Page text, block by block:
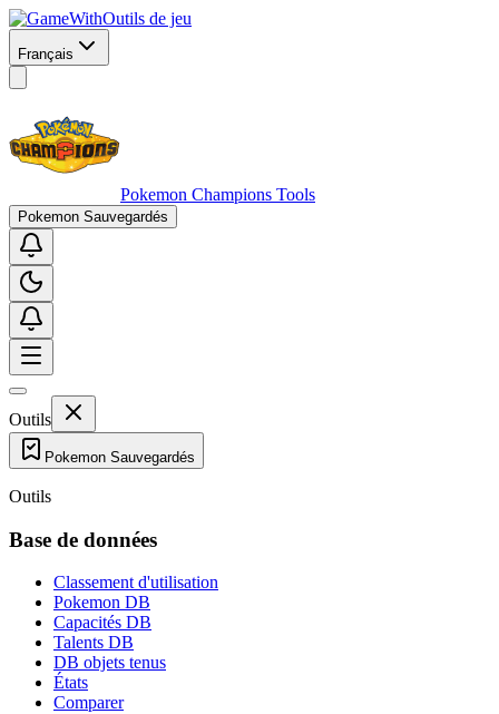
Outils de jeu
Français
Pokemon Champions Tools
Pokemon Sauvegardés
Outils
Pokemon Sauvegardés
Outils
Base de données
Classement d'utilisation
Pokemon DB
Capacités DB
Talents DB
DB objets tenus
États
Comparer